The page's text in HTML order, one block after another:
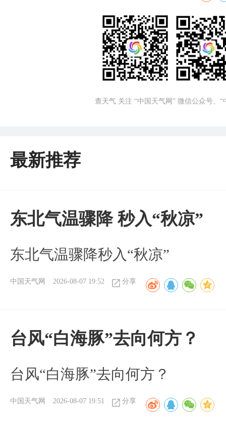
查天气 关注 “中国天气网” 微信公众号、
最新推荐
东北气温骤降 秒入“秋凉”
东北气温骤降秒入“秋凉”
中国天气网 2026-08-07 19:52 分享
台风“白海豚”去向何方？
台风“白海豚”去向何方？
中国天气网 2026-08-07 19:51 分享